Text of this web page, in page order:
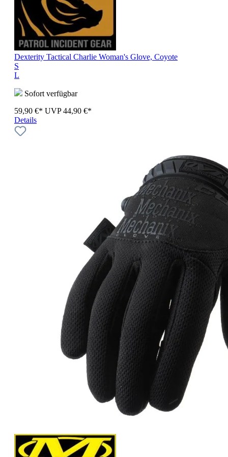
Dexterity Tactical Charlie Woman's Glove, Coyote
S
L
Sofort verfügbar
59,90 €* UVP 44,90 €*
Details